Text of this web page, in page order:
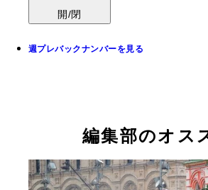
開/閉
週プレバックナンバーを見る
編集部のオス